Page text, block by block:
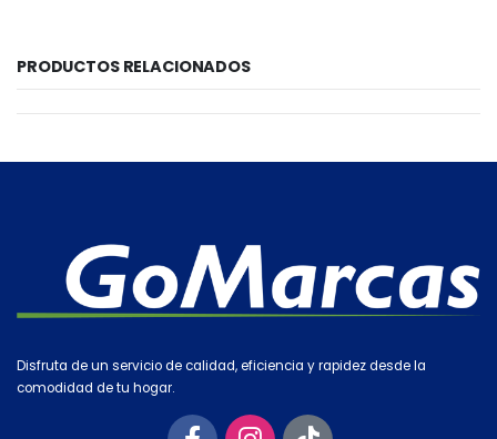
PRODUCTOS RELACIONADOS
Disfruta de un servicio de calidad, eficiencia y rapidez desde la
comodidad de tu hogar.